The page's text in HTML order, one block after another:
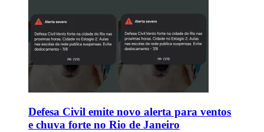
Defesa Civil emite novo alerta para ventos
e chuva forte no Rio de Janeiro